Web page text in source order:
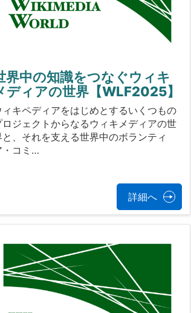
界中の知識をつなぐウィキ
ディアの世界【WLF2025】
ィキペディアをはじめとするいくつもの
ロジェクトからなるウィキメディアの世
と、それを支える世界中のボランティ
・コミ…
詳細へ